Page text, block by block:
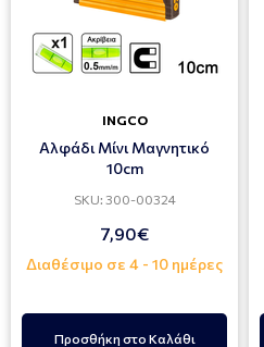
INGCO
Αλφάδι Μίνι Μαγνητικό
10cm
SKU: 300-00324
7,90€
Διαθέσιμο σε 4 - 10 ημέρες
Προσθήκη στο Καλάθι